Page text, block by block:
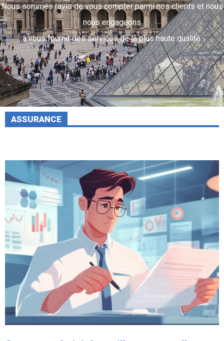
Nous sommes ravis de vous compter parmi nos clients et nous
nous engageons
à vous fournir des services de la plus haute qualité.
ASSURANCE